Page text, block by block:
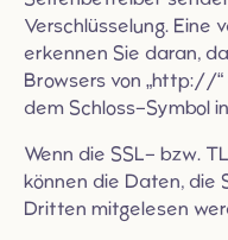
Verschlüsselung. Eine
erkennen Sie daran,
Browsers von „http://
dem Schloss-Symbol
Wenn die SSL- bzw.
können die Daten, die
Dritten mitgelesen